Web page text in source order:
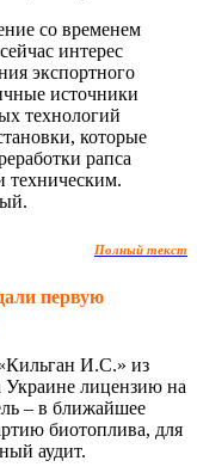
со временем
интерес
экспортного
источники
технологий
которые
рапса
Полный текст
первую
И.С.» из
Украине лицензию на
– в ближайшее
биотоплива, для
аудит.